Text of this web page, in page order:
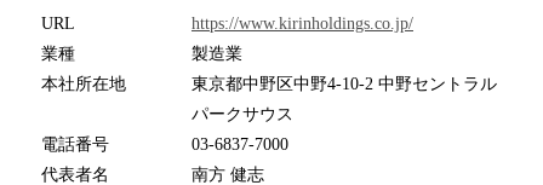
URL
https://www.kirinholdings.co.jp/
業種
製造業
本社所在地
東京都中野区中野4-10-2 中野セントラル
パークサウス
電話番号
03-6837-7000
代表者名
南方 健志